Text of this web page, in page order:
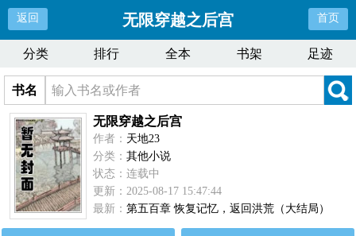
返回 无限穿越之后宫 首页
分类 排行 全本 书架 足迹
书名
无限穿越之后宫
作者： 天地23
分类：其他小说
状态：连载中
更新：2025-08-17 15:47:44
最新：第五百章 恢复记忆，返回洪荒（大结局）